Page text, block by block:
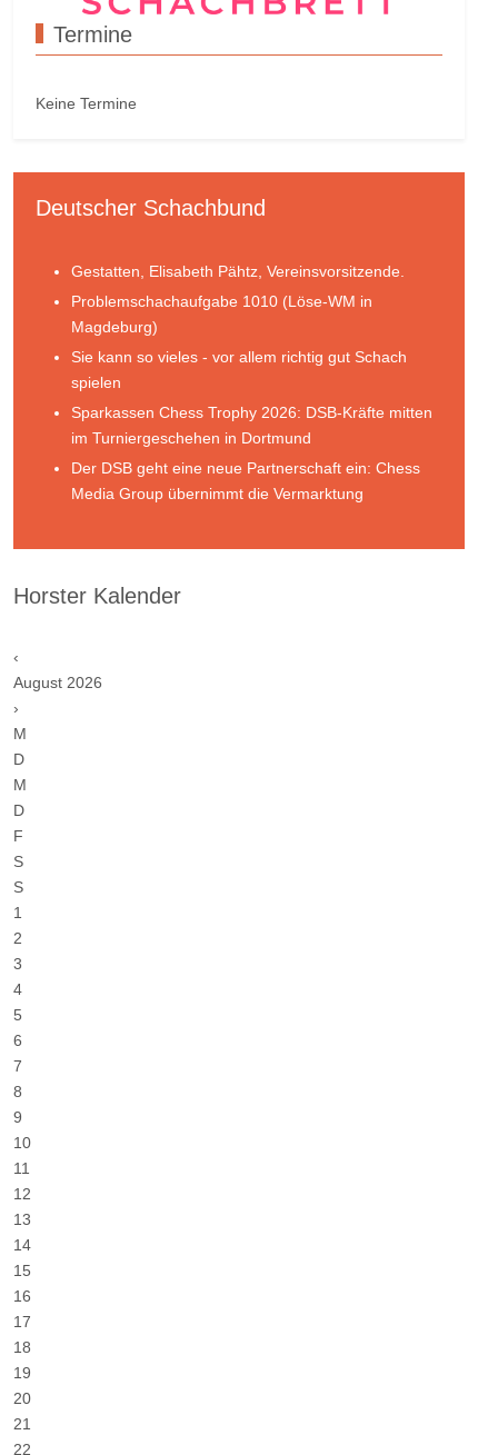
Termine
Keine Termine
Deutscher Schachbund
Gestatten, Elisabeth Pähtz, Vereinsvorsitzende.
Problemschachaufgabe 1010 (Löse-WM in
Magdeburg)
Sie kann so vieles - vor allem richtig gut Schach
spielen
Sparkassen Chess Trophy 2026: DSB-Kräfte mitten
im Turniergeschehen in Dortmund
Der DSB geht eine neue Partnerschaft ein: Chess
Media Group übernimmt die Vermarktung
Horster Kalender
‹
August 2026
›
M
D
M
D
F
S
S
1
2
3
4
5
6
7
8
9
10
11
12
13
14
15
16
17
18
19
20
21
22